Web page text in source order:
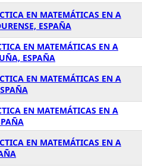
EN MATEMÁTICAS EN A
ESPAÑA
EN MATEMÁTICAS EN A
ESPAÑA
EN MATEMÁTICAS EN A
EN MATEMÁTICAS EN A
EN MATEMÁTICAS EN A